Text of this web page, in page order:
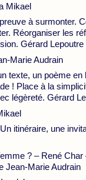
Mikael
à surmonter.
Réorganiser les
Gérard Lepoutre
Marie Audrain
texte, un poème en
! Place à la
légèreté. Gérard
itinéraire, une
? – René Char
Jean-Marie Audrain